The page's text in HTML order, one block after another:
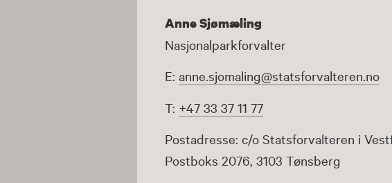
Anne Sjømæling
Nasjonalparkforvalter
E:anne.sjomaling@statsforvalteren.no
T: +47 33 37 11 77
Postadresse: c/o Statsforvalteren i
Postboks 2076, 3103 Tønsberg